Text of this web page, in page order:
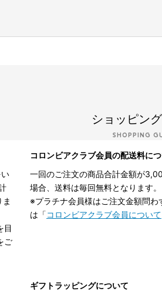
ショッピン
SHOPPING
目
ご
コロンビアクラブ会員の配送料に
一回のご注文の商品合計金額が
場合、送料は毎回無料となります。
※プラチナ会員様はご注文金額問わ
は「コロンビアクラブ会員について
ギフトラッピングについて